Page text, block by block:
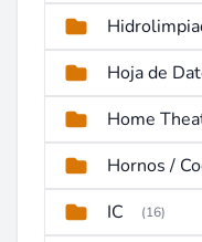
Hoja de
Home
Hornos /
IC (16)